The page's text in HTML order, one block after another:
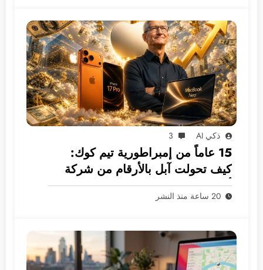
ذكي AI 3
15 عاماً من إمبراطورية تيم كوك:
كيف تحولت آبل بالأرقام من شركة
أجهزة إلى غول بـ 5 ترليونات دولار؟
20 ساعة منذ النشر